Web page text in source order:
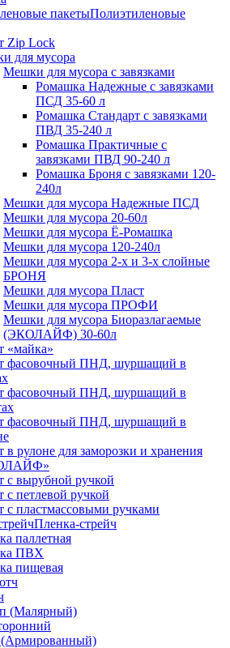
Полиэтиленовые
Zip Lock
для мусора
Мешки для мусора с завязками
Ромашка Надежные с завязками
ПСД 35-60 л
Ромашка Стандарт с завязками
ПВД 35-240 л
Ромашка Практичные с
завязками ПВД 90-240 л
Ромашка Броня с завязками 120-
240л
Мешки для мусора Надежные ПСД
Мешки для мусора 20-60л
Мешки для мусора Ё-Ромашка
Мешки для мусора 120-240л
Мешки для мусора 2-х и 3-х слойные
БРОНЯ
Мешки для мусора Пласт
Мешки для мусора ПРОФИ
Мешки для мусора Биоразлагаемые
(ЭКОЛАЙФ) 30-60л
«майка»
фасовочный ПНД, шуршащий в
фасовочный ПНД, шуршащий в
фасовочный ПНД, шуршащий в
в рулоне для заморозки и хранения
с вырубной ручкой
с петлевой ручкой
с пластмассовыми ручками
Пленка-стрейч
паллетная
ПВХ
пищевая
(Малярный)